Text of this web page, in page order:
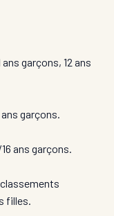
garçons, 12 ans
garçons.
ans garçons.
filles.